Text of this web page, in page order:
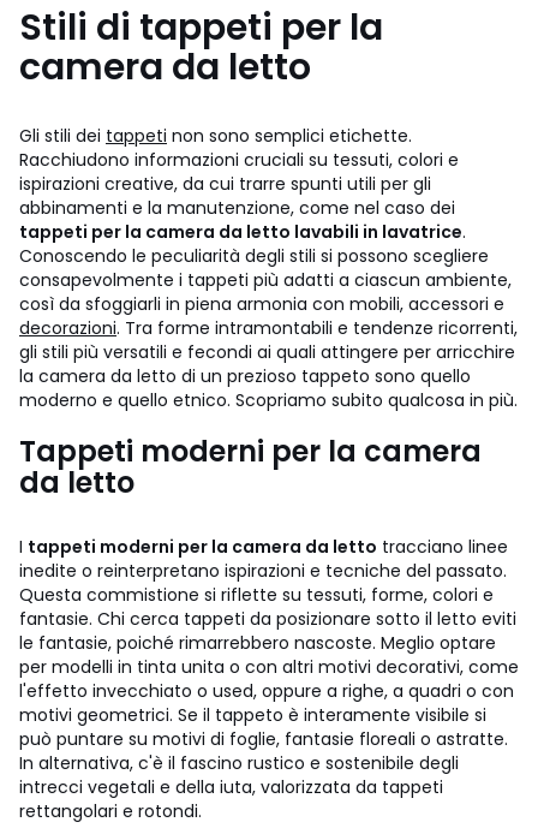
Stili di tappeti per la
camera da letto
Gli stili dei tappeti non sono semplici etichette.
Racchiudono informazioni cruciali su tessuti, colori e
ispirazioni creative, da cui trarre spunti utili per gli
abbinamenti e la manutenzione, come nel caso dei
tappeti per la camera da letto lavabili in lavatrice.
Conoscendo le peculiarità degli stili si possono scegliere
consapevolmente i tappeti più adatti a ciascun ambiente,
così da sfoggiarli in piena armonia con mobili, accessori e
decorazioni. Tra forme intramontabili e tendenze ricorrenti,
gli stili più versatili e fecondi ai quali attingere per arricchire
la camera da letto di un prezioso tappeto sono quello
moderno e quello etnico. Scopriamo subito qualcosa in più.
Tappeti moderni per la camera
da letto
I tappeti moderni per la camera da letto tracciano linee
inedite o reinterpretano ispirazioni e tecniche del passato.
Questa commistione si riflette su tessuti, forme, colori e
fantasie. Chi cerca tappeti da posizionare sotto il letto eviti
le fantasie, poiché rimarrebbero nascoste. Meglio optare
per modelli in tinta unita o con altri motivi decorativi, come
l'effetto invecchiato o used, oppure a righe, a quadri o con
motivi geometrici. Se il tappeto è interamente visibile si
può puntare su motivi di foglie, fantasie floreali o astratte.
In alternativa, c'è il fascino rustico e sostenibile degli
intrecci vegetali e della iuta, valorizzata da tappeti
rettangolari e rotondi.